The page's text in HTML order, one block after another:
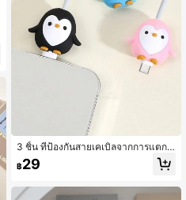
3 ชิ้น ที่ป้องกันสายเคเบิลจากการแตกหั
ก, หัวสายเคเบิลซิลิโคนรูปพินกวิน, เข้า
กันได้กับสายชาร์จ Apple ป้องกันการแ
฿29